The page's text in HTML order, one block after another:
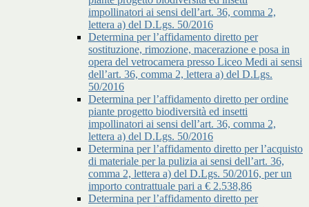
impollinatori ai sensi dell’art. 36, comma 2,
lettera a) del D.Lgs. 50/2016
Determina per l’affidamento diretto per
sostituzione, rimozione, macerazione e posa in
opera del vetrocamera presso Liceo Medi ai sensi
dell’art. 36, comma 2, lettera a) del D.Lgs.
50/2016
Determina per l’affidamento diretto per ordine
piante progetto biodiversità ed insetti
impollinatori ai sensi dell’art. 36, comma 2,
lettera a) del D.Lgs. 50/2016
Determina per l’affidamento diretto per l’acquisto
di materiale per la pulizia ai sensi dell’art. 36,
comma 2, lettera a) del D.Lgs. 50/2016, per un
importo contrattuale pari a € 2.538,86
Determina per l’affidamento diretto per